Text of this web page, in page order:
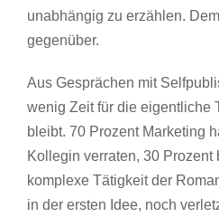
unabhängig zu erzählen.
gegenüber.
Aus Gesprächen mit
wenig Zeit für die eigentliche
bleibt. 70 Prozent Marketing
Kollegin verraten, 30 Prozent
komplexe Tätigkeit der
in der ersten Idee, noch